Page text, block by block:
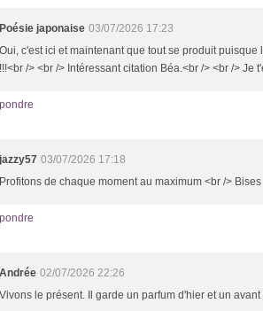
Poésie japonaise 03/07/2026 17:23
Oui, c'est ici et maintenant que tout se produit
!!!<br /> <br /> Intéressant citation Béa.<br /> <br /> Je
jazzy57 03/07/2026 17:18
Profitons de chaque moment au maximum <br /> Bises
Andrée 02/07/2026 22:26
Vivons le présent. Il garde un parfum d'hier et un